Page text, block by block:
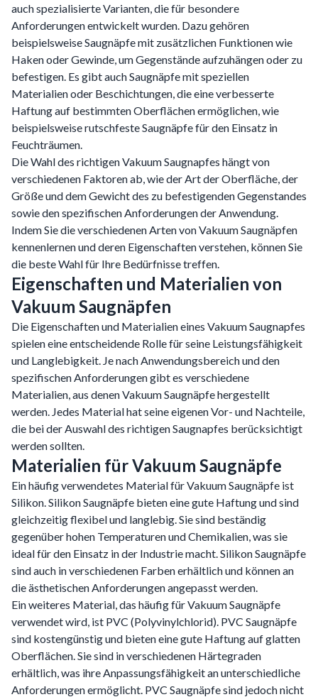
auch spezialisierte Varianten, die für besondere
Anforderungen entwickelt wurden. Dazu gehören
beispielsweise Saugnäpfe mit zusätzlichen Funktionen wie
Haken oder Gewinde, um Gegenstände aufzuhängen oder zu
befestigen. Es gibt auch Saugnäpfe mit speziellen
Materialien oder Beschichtungen, die eine verbesserte
Haftung auf bestimmten Oberflächen ermöglichen, wie
beispielsweise rutschfeste Saugnäpfe für den Einsatz in
Feuchträumen.
Die Wahl des richtigen Vakuum Saugnapfes hängt von
verschiedenen Faktoren ab, wie der Art der Oberfläche, der
Größe und dem Gewicht des zu befestigenden Gegenstandes
sowie den spezifischen Anforderungen der Anwendung.
Indem Sie die verschiedenen Arten von Vakuum Saugnäpfen
kennenlernen und deren Eigenschaften verstehen, können Sie
die beste Wahl für Ihre Bedürfnisse treffen.
Eigenschaften und Materialien von
Vakuum Saugnäpfen
Die Eigenschaften und Materialien eines Vakuum Saugnapfes
spielen eine entscheidende Rolle für seine Leistungsfähigkeit
und Langlebigkeit. Je nach Anwendungsbereich und den
spezifischen Anforderungen gibt es verschiedene
Materialien, aus denen Vakuum Saugnäpfe hergestellt
werden. Jedes Material hat seine eigenen Vor- und Nachteile,
die bei der Auswahl des richtigen Saugnapfes berücksichtigt
werden sollten.
Materialien für Vakuum Saugnäpfe
Ein häufig verwendetes Material für Vakuum Saugnäpfe ist
Silikon. Silikon Saugnäpfe bieten eine gute Haftung und sind
gleichzeitig flexibel und langlebig. Sie sind beständig
gegenüber hohen Temperaturen und Chemikalien, was sie
ideal für den Einsatz in der Industrie macht. Silikon Saugnäpfe
sind auch in verschiedenen Farben erhältlich und können an
die ästhetischen Anforderungen angepasst werden.
Ein weiteres Material, das häufig für Vakuum Saugnäpfe
verwendet wird, ist PVC (Polyvinylchlorid). PVC Saugnäpfe
sind kostengünstig und bieten eine gute Haftung auf glatten
Oberflächen. Sie sind in verschiedenen Härtegraden
erhältlich, was ihre Anpassungsfähigkeit an unterschiedliche
Anforderungen ermöglicht. PVC Saugnäpfe sind jedoch nicht